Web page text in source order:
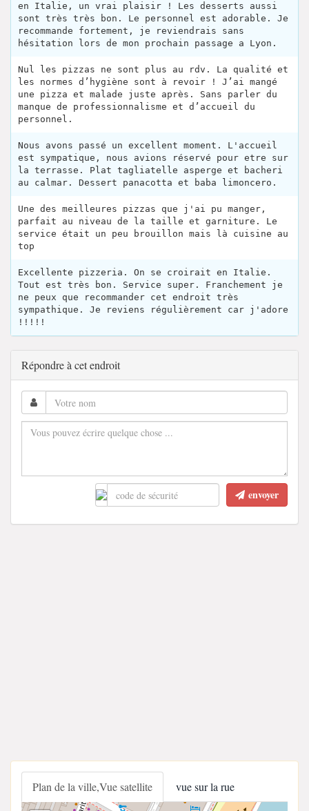
en Italie, un vrai plaisir ! Les desserts aussi
sont très très bon. Le personnel est adorable. Je
recommande fortement, je reviendrais sans
hésitation lors de mon prochain passage a Lyon.
Nul les pizzas ne sont plus au rdv. La qualité et
les normes d’hygiène sont à revoir ! J’ai mangé
une pizza et malade juste après. Sans parler du
manque de professionnalisme et d’accueil du
personnel.
Nous avons passé un excellent moment. L'accueil
est sympatique, nous avions réservé pour etre sur
la terrasse. Plat tagliatelle asperge et bacheri
au calmar. Dessert panacotta et baba limoncero.
Une des meilleures pizzas que j'ai pu manger,
parfait au niveau de la taille et garniture. Le
service était un peu brouillon mais là cuisine au
top
Excellente pizzeria. On se croirait en Italie.
Tout est très bon. Service super. Franchement je
ne peux que recommander cet endroit très
sympathique. Je reviens régulièrement car j'adore
!!!!!
Répondre à cet endroit
envoyer
Plan de la ville,Vue satellite vue sur la rue